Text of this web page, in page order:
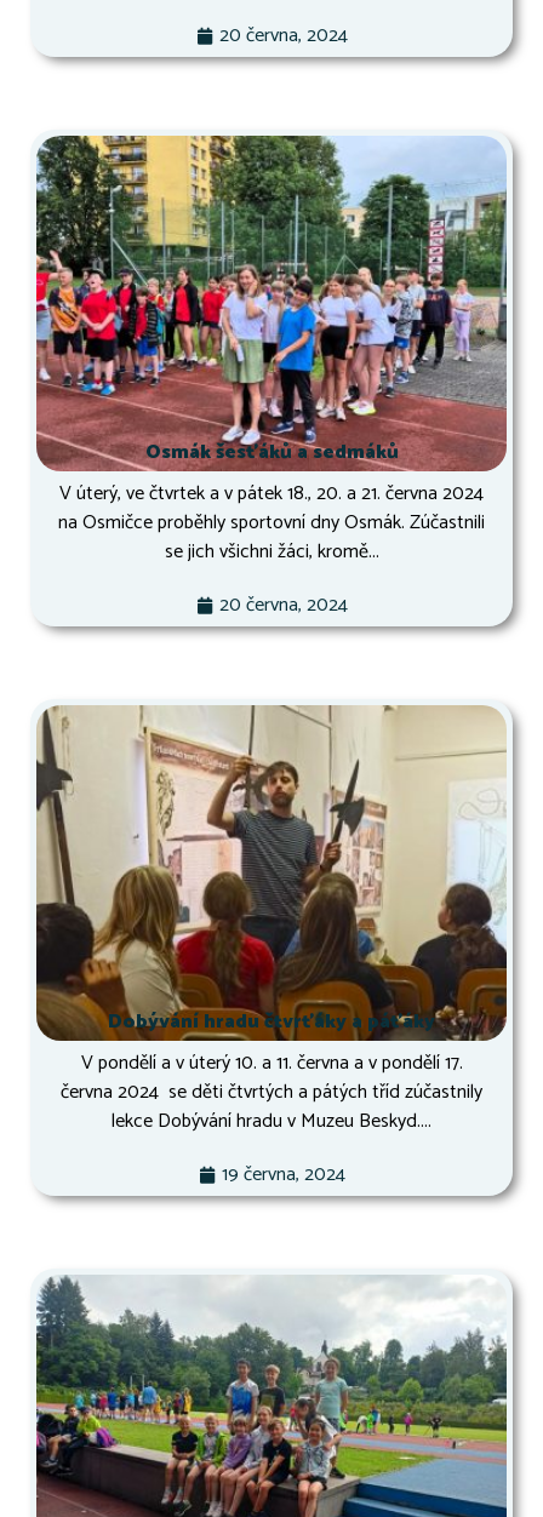
20 června, 2024
Osmák šesťáků a sedmáků
V úterý, ve čtvrtek a v pátek 18., 20. a 21. června 2024
na Osmičce proběhly sportovní dny Osmák. Zúčastnili
se jich všichni žáci, kromě...
20 června, 2024
Dobývání hradu čtvrťáky a páťáky
V pondělí a v úterý 10. a 11. června a v pondělí 17.
června 2024 se děti čtvrtých a pátých tříd zúčastnily
lekce Dobývání hradu v Muzeu Beskyd....
19 června, 2024